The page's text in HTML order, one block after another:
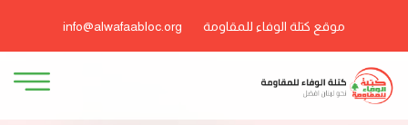
موقع كتلة الوفاء للمقاومة info@alwafaabloc.org